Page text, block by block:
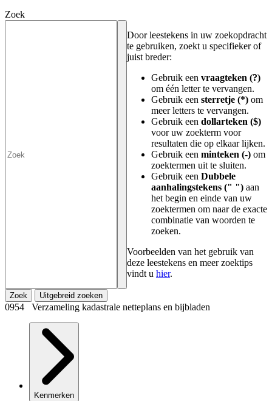
Zoek
Door leestekens in uw zoekopdracht
te gebruiken, zoekt u specifieker of
juist breder:
Gebruik een vraagteken (?)
om één letter te vervangen.
Gebruik een sterretje (*) om
meer letters te vervangen.
Gebruik een dollarteken ($)
voor uw zoekterm voor
resultaten die op elkaar lijken.
Gebruik een minteken (-) om
zoektermen uit te sluiten.
Gebruik een Dubbele
aanhalingstekens (" ") aan
het begin en einde van uw
zoektermen om naar de exacte
combinatie van woorden te
zoeken.
Voorbeelden van het gebruik van
deze leestekens en meer zoektips
vindt u hier.
Zoek Uitgebreid zoeken
0954 Verzameling kadastrale netteplans en bijbladen
Kenmerken